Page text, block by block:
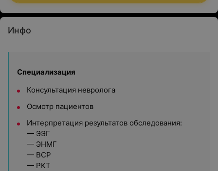
Инфо
Специализация
Консультация невролога
Осмотр пациентов
Интерпретация результатов обследования:
— ЭЭГ
— ЭНМГ
— ВСР
— РКТ